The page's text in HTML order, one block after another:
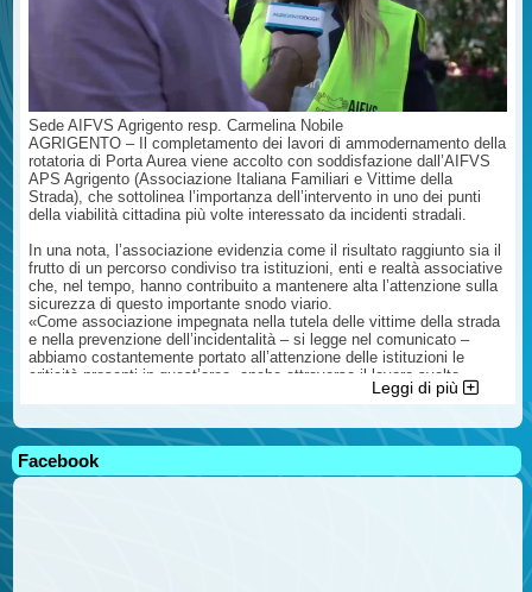
Sede AIFVS Agrigento resp. Carmelina Nobile
AGRIGENTO – Il completamento dei lavori di ammodernamento della
rotatoria di Porta Aurea viene accolto con soddisfazione dall’AIFVS
APS Agrigento (Associazione Italiana Familiari e Vittime della
Strada), che sottolinea l’importanza dell’intervento in uno dei punti
della viabilità cittadina più volte interessato da incidenti stradali.
In una nota, l’associazione evidenzia come il risultato raggiunto sia il
frutto di un percorso condiviso tra istituzioni, enti e realtà associative
che, nel tempo, hanno contribuito a mantenere alta l’attenzione sulla
sicurezza di questo importante snodo viario.
«Come associazione impegnata nella tutela delle vittime della strada
e nella prevenzione dell’incidentalità – si legge nel comunicato –
abbiamo costantemente portato all’attenzione delle istituzioni le
criticità presenti in quest’area, anche attraverso il lavoro svolto
all’interno del Comitato Operativo per la Viabilità presso la Prefettura
di Agrigento, convinti che la sicurezza stradale debba rappresentare
una priorità assoluta».
L’AIFVS ricorda come i numerosi sinistri verificatisi negli anni
abbiano lasciato un segno profondo nella comunità e auspica che gli
Leggi di più
Facebook